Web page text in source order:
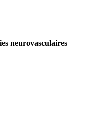
neurovasculaires